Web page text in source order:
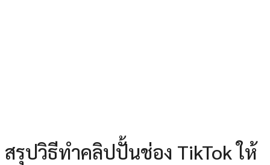
สรุปวิธีทําคลิปปั้นช่อง TikTok ให้